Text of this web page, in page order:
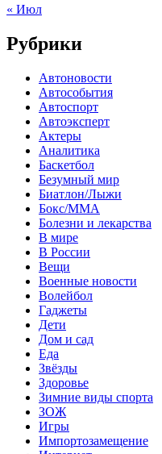
« Июл
Рубрики
Автоновости
Автособытия
Автоспорт
Автоэксперт
Актеры
Аналитика
Баскетбол
Безумный мир
Биатлон/Лыжи
Бокс/MMA
Болезни и лекарства
В мире
В России
Вещи
Военные новости
Волейбол
Гаджеты
Дети
Дом и сад
Еда
Звёзды
Здоровье
Зимние виды спорта
ЗОЖ
Игры
Импортозамещение